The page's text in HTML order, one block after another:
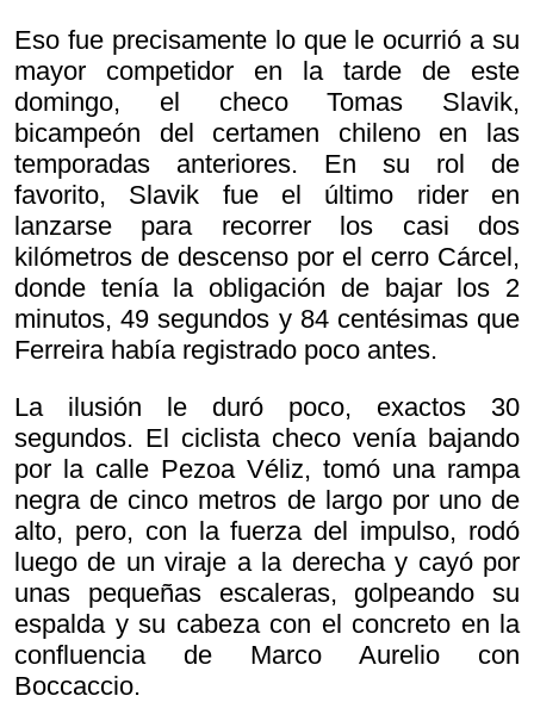
Eso fue precisamente lo que le ocurrió a su
mayor competidor en la tarde de este
domingo, el checo Tomas Slavik,
bicampeón del certamen chileno en las
temporadas anteriores. En su rol de
favorito, Slavik fue el último rider en
lanzarse para recorrer los casi dos
kilómetros de descenso por el cerro Cárcel,
donde tenía la obligación de bajar los 2
minutos, 49 segundos y 84 centésimas que
Ferreira había registrado poco antes.
La ilusión le duró poco, exactos 30
segundos. El ciclista checo venía bajando
por la calle Pezoa Véliz, tomó una rampa
negra de cinco metros de largo por uno de
alto, pero, con la fuerza del impulso, rodó
luego de un viraje a la derecha y cayó por
unas pequeñas escaleras, golpeando su
espalda y su cabeza con el concreto en la
confluencia de Marco Aurelio con
Boccaccio.